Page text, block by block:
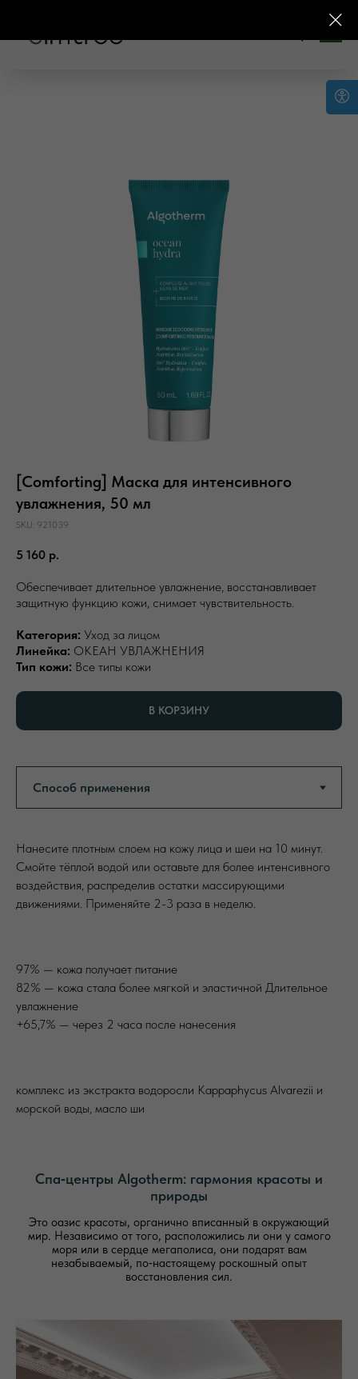
[Comforting] Маска для интенсивного
увлажнения, 50 мл
SKU: 921039
5 160 р.
Обеспечивает длительное увлажнение, восстанавливает
защитную функцию кожи, снимает чувствительность.
Категория: Уход за лицом
Линейка: ОКЕАН УВЛАЖНЕНИЯ
Тип кожи: Все типы кожи
В КОРЗИНУ
Нанесите плотным слоем на кожу лица и шеи на 10 минут.
Смойте тëплой водой или оставьте для более интенсивного
воздействия, распределив остатки массирующими
движениями. Применяйте 2-3 раза в неделю.
97% — кожа получает питание
82% — кожа стала более мягкой и эластичной Длительное
увлажнение
+65,7% — через 2 часа после нанесения
комплекс из экстракта водоросли Kappaphycus Alvarezii и
морской воды, масло ши
Спа‑центры Algotherm: гармония красоты и
природы
Это оазис красоты, органично вписанный в окружающий
мир. Независимо от того, расположились ли они у самого
моря или в сердце мегаполиса, они подарят вам
незабываемый, по‑настоящему роскошный опыт
восстановления сил.